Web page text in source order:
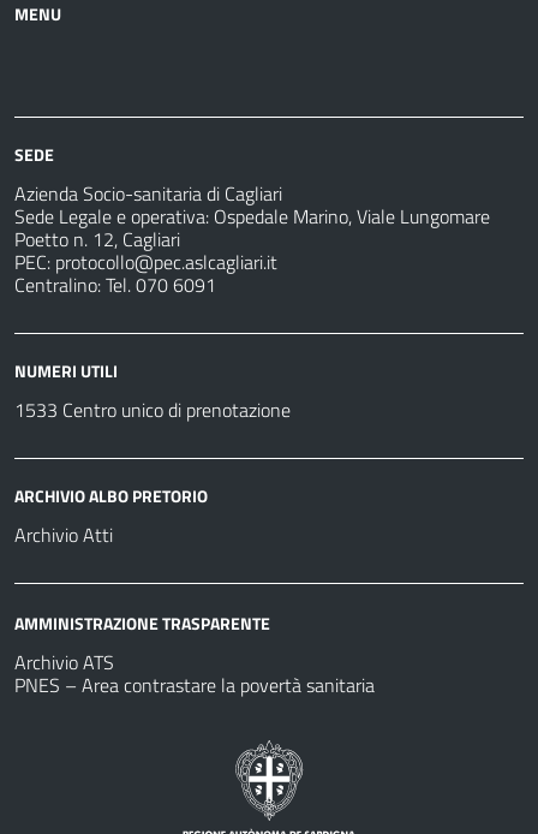
MENU
sanitarie
fare
SEDE
Azienda Socio-sanitaria di Cagliari
Sede Legale e operativa: Ospedale Marino, Viale Lungomare
Poetto n. 12, Cagliari
PEC: protocollo@pec.aslcagliari.it
Centralino: Tel. 070 6091
NUMERI UTILI
1533 Centro unico di prenotazione
ARCHIVIO ALBO PRETORIO
Archivio Atti
AMMINISTRAZIONE TRASPARENTE
Archivio ATS
PNES – Area contrastare la povertà sanitaria